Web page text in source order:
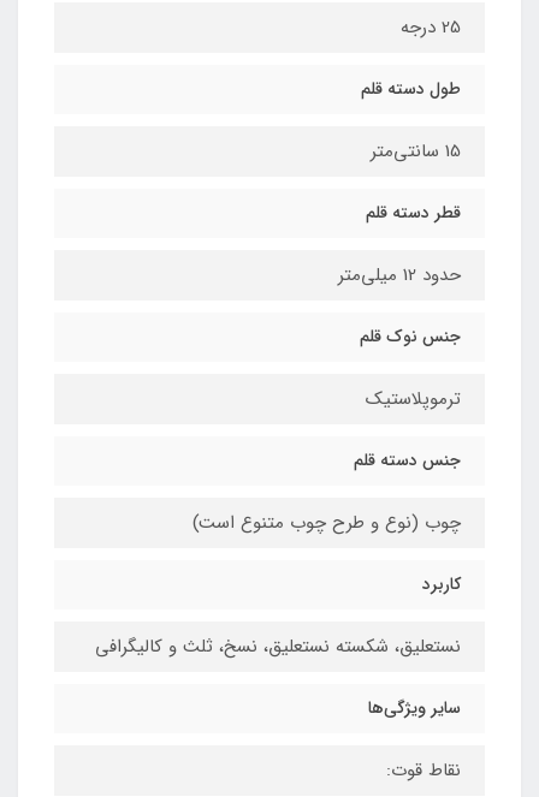
25 درجه
طول دسته قلم
15 سانتی‌متر
قطر دسته قلم
حدود 12 میلی‌متر
جنس نوک قلم
ترموپلاستیک
جنس دسته قلم
چوب (نوع و طرح چوب متنوع است)
کاربرد
نستعلیق، شکسته نستعلیق، نسخ، ثلث و کالیگرافی
سایر ویژگی‌ها
نقاط قوت: